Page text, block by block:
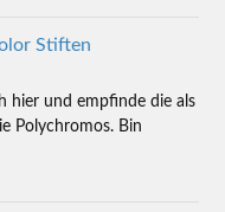
Stiften
hier und empfinde die als
Polychromos. Bin